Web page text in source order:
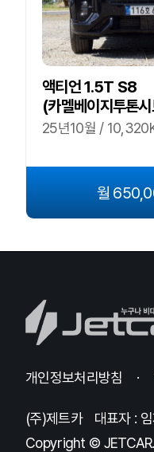
액티언 1.5T S8
(카멜베이지투톤
25년10월 /
월
개인정보처리방침
(주)제트카 대표자 :
Copyright ©